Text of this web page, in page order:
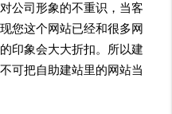
公司形象的不重识，当客
您这个网站已经和很多网
印象会大大折扣。所以建
可把自助建站里的网站当